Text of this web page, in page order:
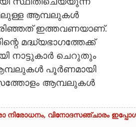
ആമ്പലുകൾ
ഇത്തവണയാണ്.
മദ്ധ്യഭാഗത്തേക്ക്
നാട്ടുകാർ ചെറുതും
പൂർണമായി
ആമ്പലുകൾ
നിരോധനം,​ വിനോദസഞ്ചാരം